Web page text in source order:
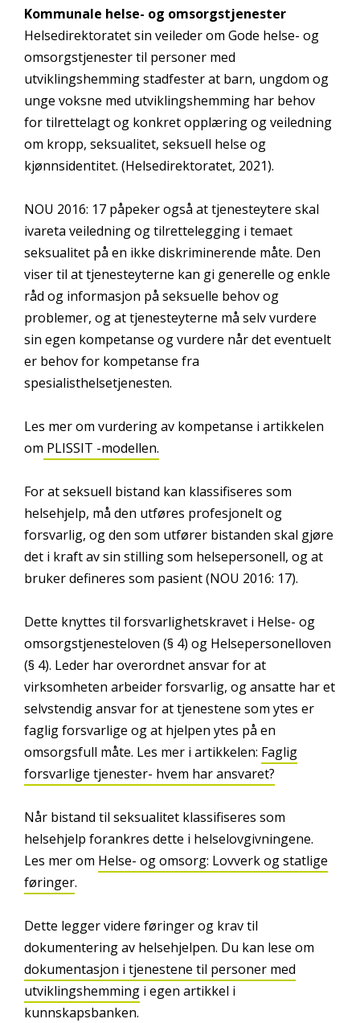
Kommunale helse- og omsorgstjenester
Helsedirektoratet sin veileder om Gode helse- og
omsorgstjenester til personer med
utviklingshemming stadfester at barn, ungdom og
unge voksne med utviklingshemming har behov
for tilrettelagt og konkret opplæring og veiledning
om kropp, seksualitet, seksuell helse og
kjønnsidentitet. (Helsedirektoratet, 2021).
NOU 2016: 17 påpeker også at tjenesteytere skal
ivareta veiledning og tilrettelegging i temaet
seksualitet på en ikke diskriminerende måte. Den
viser til at tjenesteyterne kan gi generelle og enkle
råd og informasjon på seksuelle behov og
problemer, og at tjenesteyterne må selv vurdere
sin egen kompetanse og vurdere når det eventuelt
er behov for kompetanse fra
spesialisthelsetjenesten.
Les mer om vurdering av kompetanse i artikkelen
om PLISSIT -modellen.
For at seksuell bistand kan klassifiseres som
helsehjelp, må den utføres profesjonelt og
forsvarlig, og den som utfører bistanden skal gjøre
det i kraft av sin stilling som helsepersonell, og at
bruker defineres som pasient (NOU 2016: 17).
Dette knyttes til forsvarlighetskravet i Helse- og
omsorgstjenesteloven (§ 4) og Helsepersonelloven
(§ 4). Leder har overordnet ansvar for at
virksomheten arbeider forsvarlig, og ansatte har et
selvstendig ansvar for at tjenestene som ytes er
faglig forsvarlige og at hjelpen ytes på en
omsorgsfull måte. Les mer i artikkelen: Faglig
forsvarlige tjenester- hvem har ansvaret?
Når bistand til seksualitet klassifiseres som
helsehjelp forankres dette i helselovgivningene.
Les mer om Helse- og omsorg: Lovverk og statlige
føringer.
Dette legger videre føringer og krav til
dokumentering av helsehjelpen. Du kan lese om
dokumentasjon i tjenestene til personer med
utviklingshemming i egen artikkel i
kunnskapsbanken.